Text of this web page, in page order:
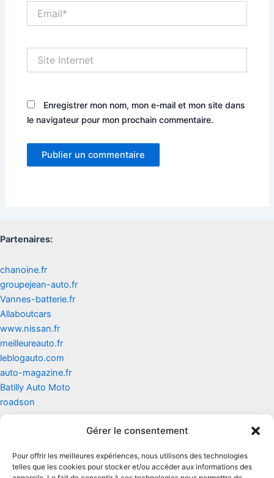
Gérer le consentement
Pour offrir les meilleures expériences, nous utilisons des technologies
telles que les cookies pour stocker et/ou accéder aux informations des
Internet
Enregistrer mon nom, mon e-mail et mon site dans
le navigateur pour mon prochain commentaire.
Partenaires:
chanoine.fr
groupejean-auto.fr
Vannes-batterie.fr
Allaboutcars
www.nissan.fr
meilleureauto.fr
leblogauto.com
auto-magazine.fr
Batilly Auto Moto
roadson
Mentions légales